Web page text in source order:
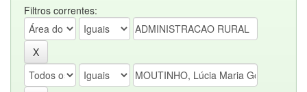
Filtros correntes: